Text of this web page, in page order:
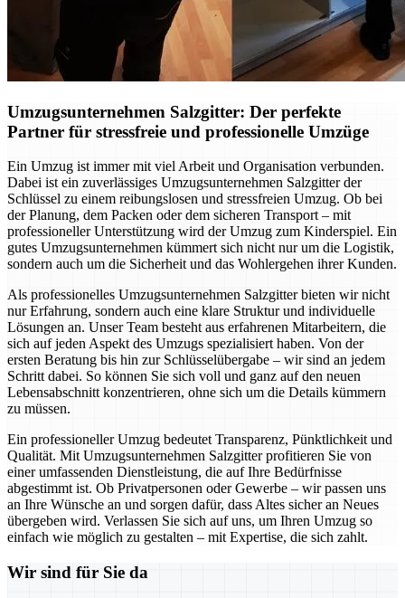
Umzugsunternehmen Salzgitter: Der perfekte
Partner für stressfreie und professionelle Umzüge
Ein Umzug ist immer mit viel Arbeit und Organisation verbunden.
Dabei ist ein zuverlässiges Umzugsunternehmen Salzgitter der
Schlüssel zu einem reibungslosen und stressfreien Umzug. Ob bei
der Planung, dem Packen oder dem sicheren Transport – mit
professioneller Unterstützung wird der Umzug zum Kinderspiel. Ein
gutes Umzugsunternehmen kümmert sich nicht nur um die Logistik,
sondern auch um die Sicherheit und das Wohlergehen ihrer Kunden.
Als professionelles Umzugsunternehmen Salzgitter bieten wir nicht
nur Erfahrung, sondern auch eine klare Struktur und individuelle
Lösungen an. Unser Team besteht aus erfahrenen Mitarbeitern, die
sich auf jeden Aspekt des Umzugs spezialisiert haben. Von der
ersten Beratung bis hin zur Schlüsselübergabe – wir sind an jedem
Schritt dabei. So können Sie sich voll und ganz auf den neuen
Lebensabschnitt konzentrieren, ohne sich um die Details kümmern
zu müssen.
Ein professioneller Umzug bedeutet Transparenz, Pünktlichkeit und
Qualität. Mit Umzugsunternehmen Salzgitter profitieren Sie von
einer umfassenden Dienstleistung, die auf Ihre Bedürfnisse
abgestimmt ist. Ob Privatpersonen oder Gewerbe – wir passen uns
an Ihre Wünsche an und sorgen dafür, dass Altes sicher an Neues
übergeben wird. Verlassen Sie sich auf uns, um Ihren Umzug so
einfach wie möglich zu gestalten – mit Expertise, die sich zahlt.
Wir sind für Sie da